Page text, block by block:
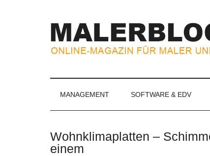
Magazin
Stuckateure
MANAGEMENT SOFTWARE & EDV
Wohnklimaplatten –
einem